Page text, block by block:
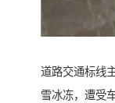
道路交通标线
雪冰冻，遭受